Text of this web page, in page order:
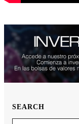
SEARCH